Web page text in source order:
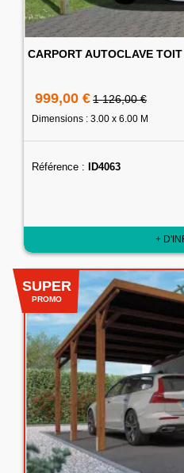
CARPORT AUTOCLAVE
999,00 €1 126,00 €
Dimensions : 3.00 x 6.00 M
Référence : ID4063
+
SUPER
PROMO